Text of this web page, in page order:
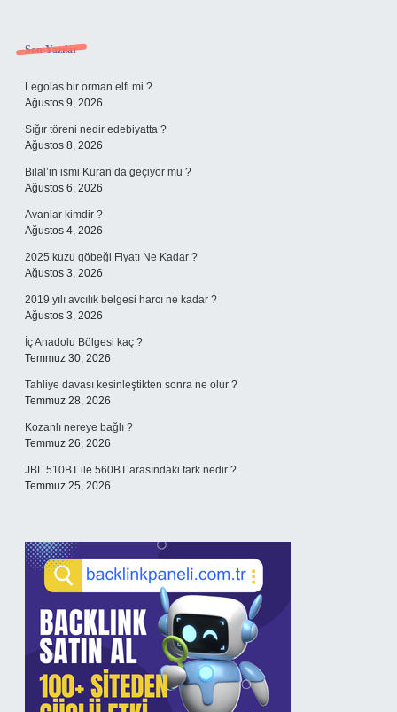
Sidebar
Son Yazılar
Legolas bir orman elfi mi ?
Ağustos 9, 2026
Sığır töreni nedir edebiyatta ?
Ağustos 8, 2026
Bilal’in ismi Kuran’da geçiyor mu ?
Ağustos 6, 2026
Avanlar kimdir ?
Ağustos 4, 2026
2025 kuzu göbeği Fiyatı Ne Kadar ?
Ağustos 3, 2026
2019 yılı avcılık belgesi harcı ne kadar ?
Ağustos 3, 2026
İç Anadolu Bölgesi kaç ?
Temmuz 30, 2026
Tahliye davası kesinleştikten sonra ne olur ?
Temmuz 28, 2026
Kozanlı nereye bağlı ?
Temmuz 26, 2026
JBL 510BT ile 560BT arasındaki fark nedir ?
Temmuz 25, 2026